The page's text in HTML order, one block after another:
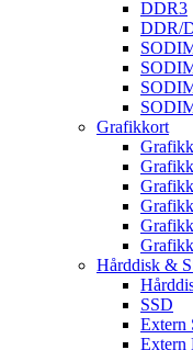
DDR3
DDR/
Grafikkort
Hårddisk &
SSD
Extern
Extern